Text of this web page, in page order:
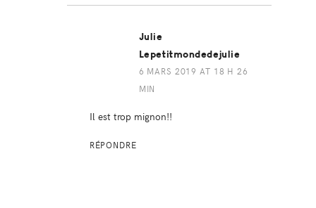
Julie
Lepetitmondedejulie
6 MARS 2019 AT 18 H 26
MIN
Il est trop mignon!!
RÉPONDRE